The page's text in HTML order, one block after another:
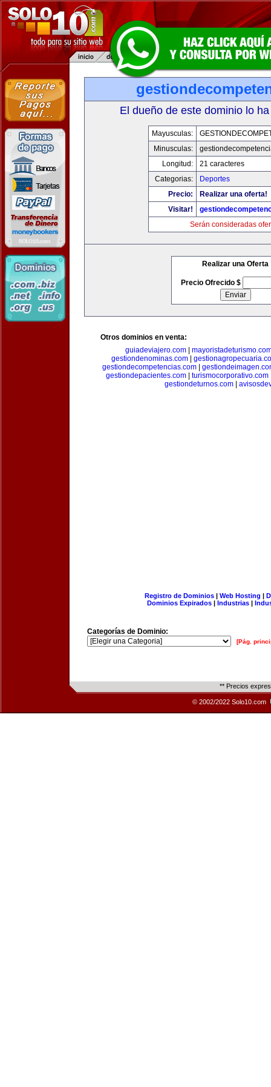
El dueño de este dominio lo
Mayusculas:
Minusculas:
Longitud:
21 caracteres
Categorias:
Deportes
Precio:
Realizar una oferta!
Visitar!
Serán consideradas
Realizar una Oferta
Precio Ofrecido $
Otros dominios en venta:
guiadeviajero.com|
gestiondenominas.com|
gestiondecompetencias.com|
gestiondepacientes.com| turismocorporativo.com
gestiondeturnos.com
Registro de Dominios| Web Hosting |
Dominios Expirados | Industrias |
Categorías de Dominio:
[Pág.
** Precios
© 2002/2022 Solo10.com